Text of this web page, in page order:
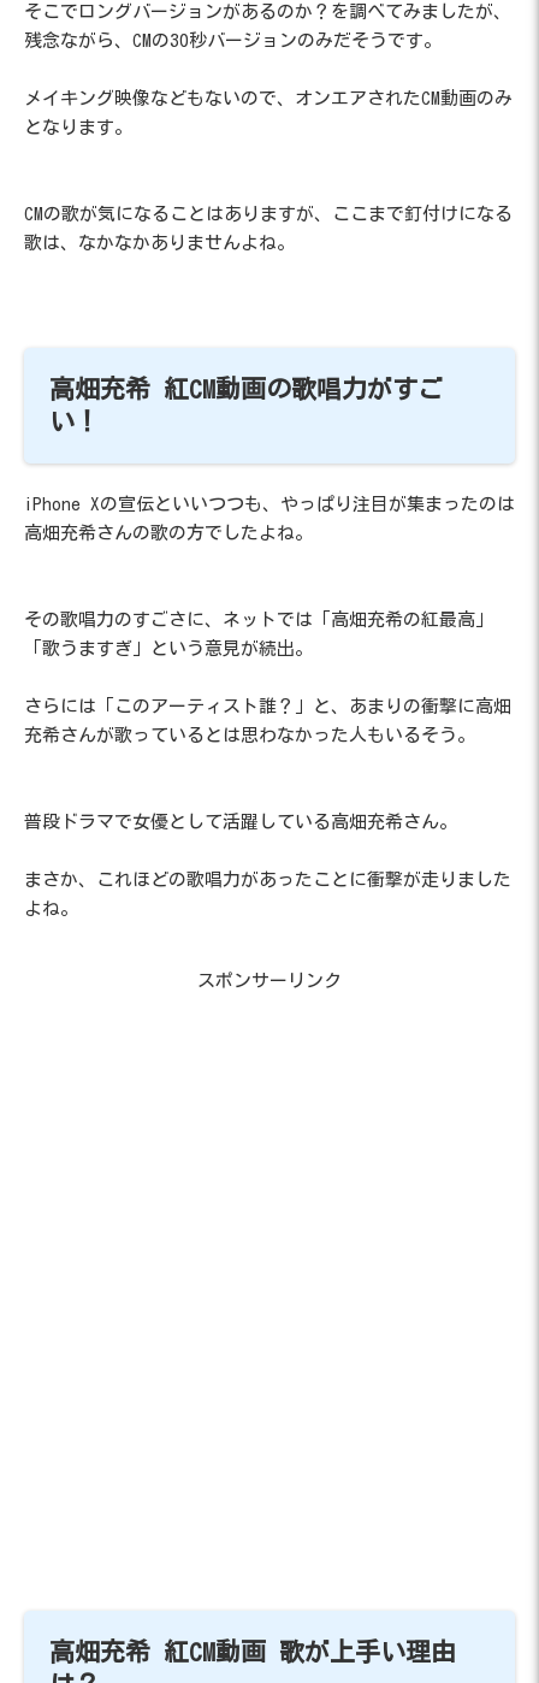
そこでロングバージョンがあるのか？を調べてみましたが、
残念ながら、CMの30秒バージョンのみだそうです。
メイキング映像などもないので、オンエアされたCM動画のみ
となります。
CMの歌が気になることはありますが、ここまで釘付けになる
歌は、なかなかありませんよね。
高畑充希 紅CM動画の歌唱力がすご
い！
iPhone Xの宣伝といいつつも、やっぱり注目が集まったのは
高畑充希さんの歌の方でしたよね。
その歌唱力のすごさに、ネットでは「高畑充希の紅最高」
「歌うますぎ」という意見が続出。
さらには「このアーティスト誰？」と、あまりの衝撃に高畑
充希さんが歌っているとは思わなかった人もいるそう。
普段ドラマで女優として活躍している高畑充希さん。
まさか、これほどの歌唱力があったことに衝撃が走りました
よね。
スポンサーリンク
高畑充希 紅CM動画 歌が上手い理由